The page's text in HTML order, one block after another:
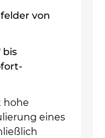
von
bis
hohe
eines